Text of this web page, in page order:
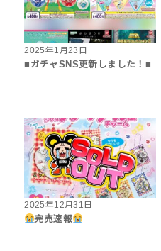
2025年1月23日
■ガチャSNS更新しました！■
2025年12月31日
完売速報